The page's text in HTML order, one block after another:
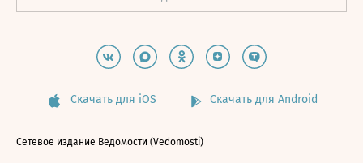
Скачать для iOS Скачать для Android
Сетевое издание Ведомости (Vedomosti)